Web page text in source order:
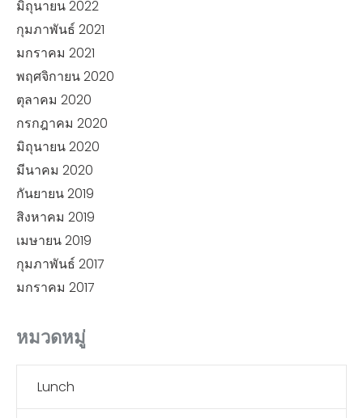
มิถุนายน 2022
กุมภาพันธ์ 2021
มกราคม 2021
พฤศจิกายน 2020
ตุลาคม 2020
กรกฎาคม 2020
มิถุนายน 2020
มีนาคม 2020
กันยายน 2019
สิงหาคม 2019
เมษายน 2019
กุมภาพันธ์ 2017
มกราคม 2017
หมวดหมู่
Lunch